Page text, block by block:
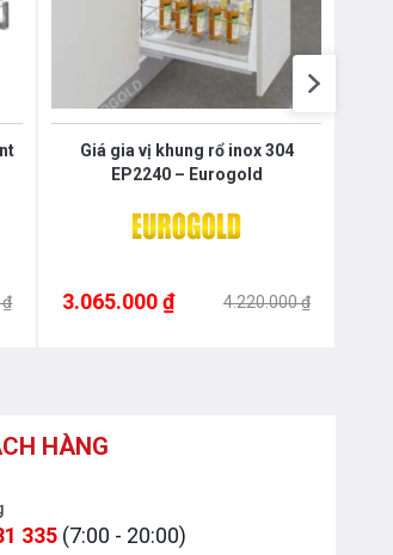
₫
Giá gia vị khung rổ inox 304
EP2240 – Eurogold
3.065.000 ₫ 4.220.000 ₫
HÀNG
335 (7:00 - 20:00)